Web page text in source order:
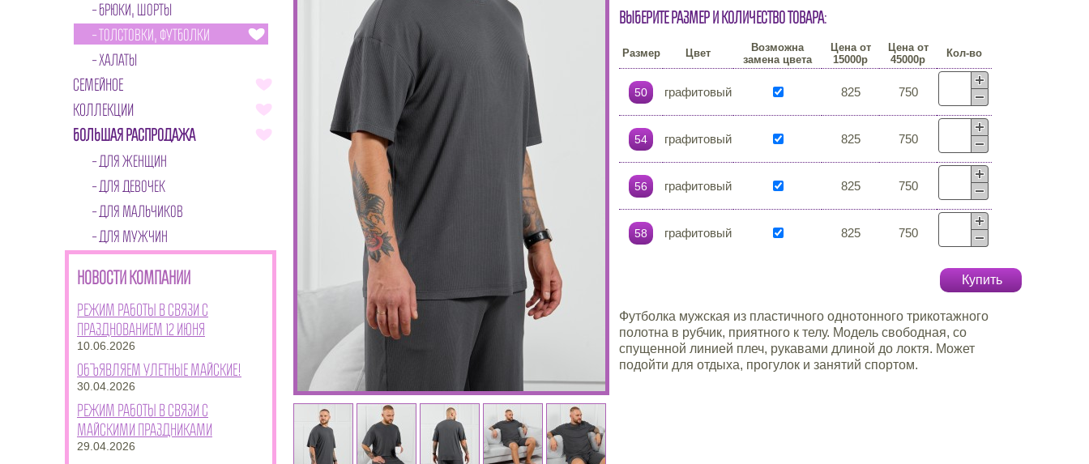
БРЮКИ, ШОРТЫ
ТОЛСТОВКИ, ФУТБОЛКИ
ХАЛАТЫ
СЕМЕЙНОЕ
КОЛЛЕКЦИИ
БОЛЬШАЯ РАСПРОДАЖА
ДЛЯ ЖЕНЩИН
ДЛЯ ДЕВОЧЕК
ДЛЯ МАЛЬЧИКОВ
ДЛЯ МУЖЧИН
НОВОСТИ КОМПАНИИ
Режим работы в связи с
празднованием 12 июня
10.06.2026
Объявляем улетные майские!
30.04.2026
Режим работы в связи с
майскими праздниками
29.04.2026
Выберите размер и количество товара:
Размер Цвет
Возможна
замена цвета
Цена от
15000р
Цена от
45000р
Кол-во
50 графитовый 825 750
54 графитовый 825 750
56 графитовый 825 750
58 графитовый 825 750
Купить
Футболка мужская из пластичного однотонного трикотажного
полотна в рубчик, приятного к телу. Модель свободная, со
спущенной линией плеч, рукавами длиной до локтя. Может
подойти для отдыха, прогулок и занятий спортом.